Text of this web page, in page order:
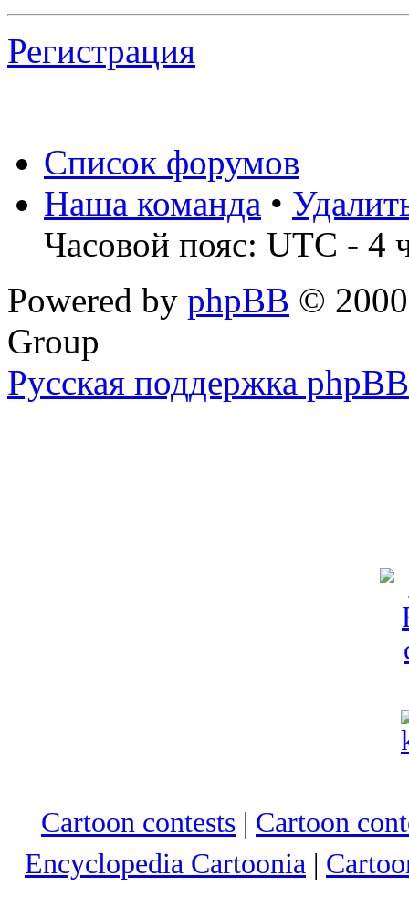
Регистрация
Список форумов
Наша команда •
Часовой пояс: UTC - 4
Powered by phpBB ©
Group
Русская поддержка phpBB
Cartoon contests | Cartoon
Encyclopedia Cartoonia |